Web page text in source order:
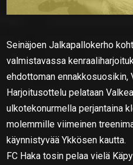
Seinäjoen Jalkapallokerho
valmistavassa
ehdottoman ennakkosuosikin,
Harjoitusottelu pelataan
ulkotekonurmella perjantaina
molemmille viimeinen
käynnistyvää Ykkösen kautta.
FC Haka tosin pelaa vielä